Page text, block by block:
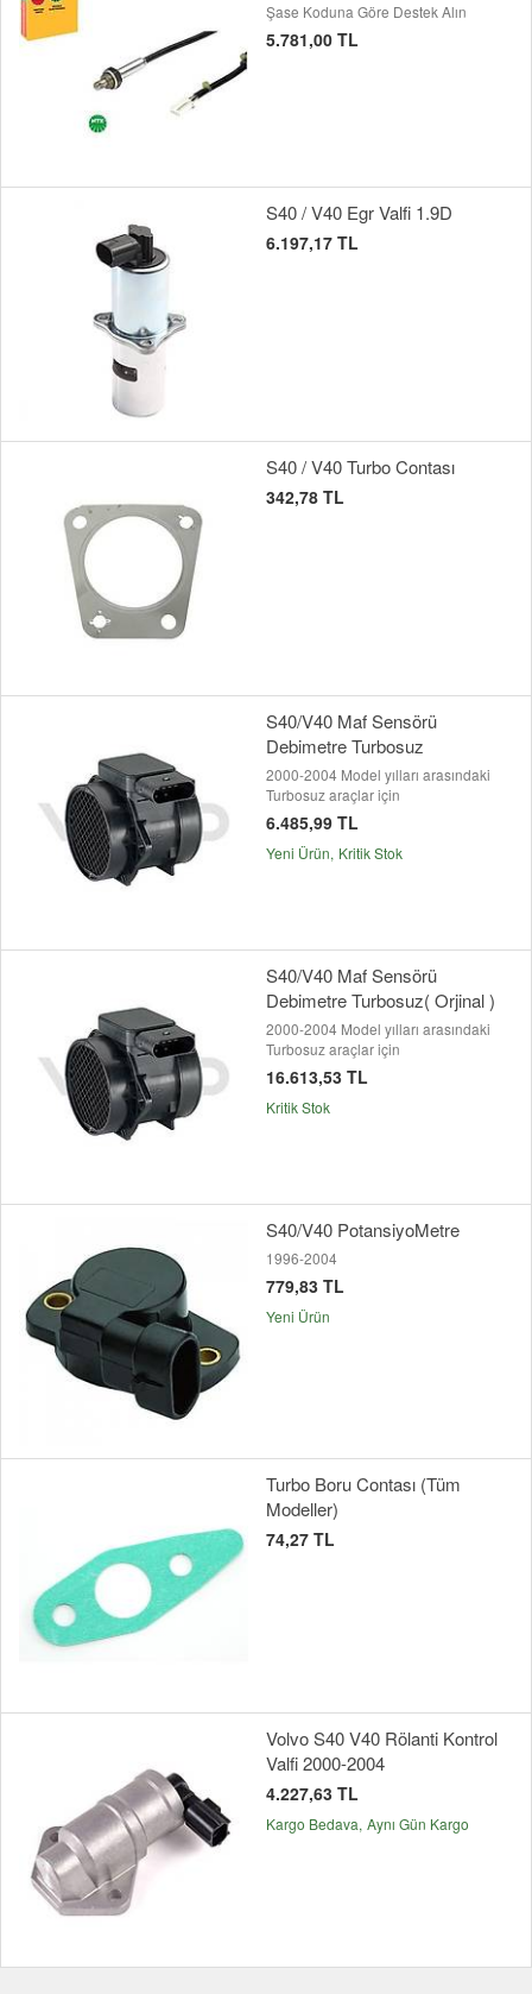
Şase Koduna Göre Destek Alın
5.781,00 TL
S40 / V40 Egr Valfi 1.9D
6.197,17 TL
S40 / V40 Turbo Contası
342,78 TL
S40/V40 Maf Sensörü
Debimetre Turbosuz
2000-2004 Model yılları arasındaki
Turbosuz araçlar için
6.485,99 TL
Yeni Ürün Kritik Stok
S40/V40 Maf Sensörü
Debimetre Turbosuz( Orjinal )
2000-2004 Model yılları arasındaki
Turbosuz araçlar için
16.613,53 TL
Kritik Stok
S40/V40 PotansiyoMetre
1996-2004
779,83 TL
Yeni Ürün
Turbo Boru Contası (Tüm
Modeller)
74,27 TL
Volvo S40 V40 Rölanti Kontrol
Valfi 2000-2004
4.227,63 TL
Kargo Bedava Aynı Gün Kargo